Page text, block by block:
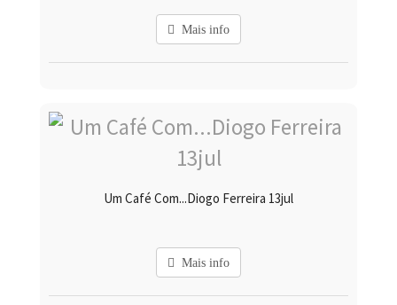
Mais info
Um Café Com...Diogo Ferreira 13jul
Mais info